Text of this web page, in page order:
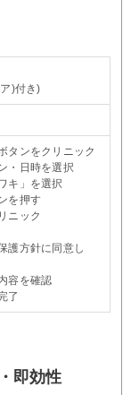
)付き)
タンをクリニック
・日時を選択
キ」を選択
を押す
ニック
護方針に同意し
容を確認
了
即効性